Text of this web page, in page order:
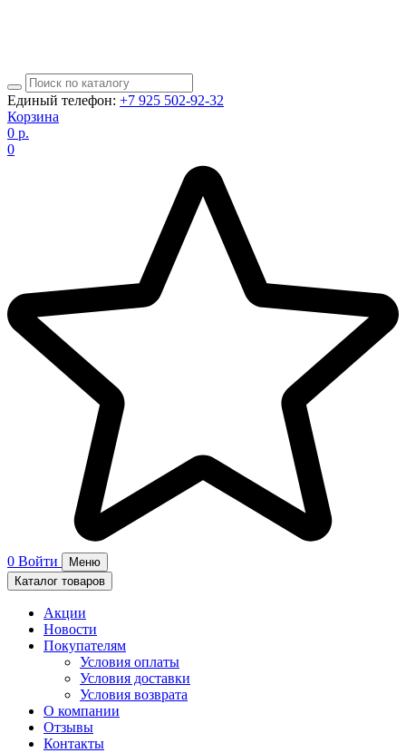
Единый телефон: +7 925 502-92-32
Корзина
0 р.
0
0 Войти
Меню
Каталог товаров
Акции
Новости
Покупателям
Условия оплаты
Условия доставки
Условия возврата
О компании
Отзывы
Контакты